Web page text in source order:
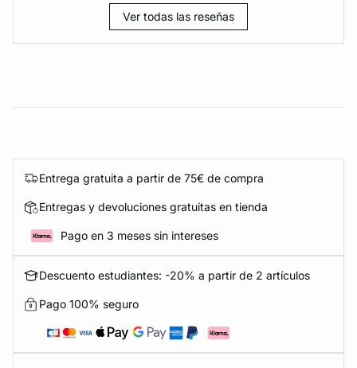
Ver todas las reseñas
Entrega gratuita a partir de 75€ de compra
Entregas y devoluciones gratuitas en tienda
Pago en 3 meses sin intereses
Descuento estudiantes: -20% a partir de 2 artículos
Pago 100% seguro